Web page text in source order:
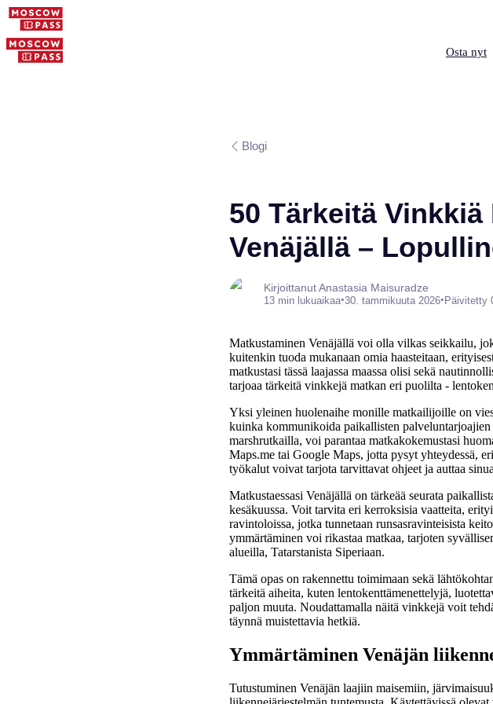
Osta nyt
Blogi
50 Tärkeitä
Venäjällä –
Kirjoittanut Anastasia Maisuradze
13 min lukuaikaa•30. tammikuuta 2026•Päivitetty
Matkustaminen Venäjällä voi olla vilkas seikkailu,
kuitenkin tuoda mukanaan omia haasteitaan,
matkustasi tässä laajassa maassa olisi sekä
tarjoaa tärkeitä vinkkejä matkan eri puolilta -
Yksi yleinen huolenaihe monille matkailijoille on
kuinka kommunikoida paikallisten
marshrutkailla, voi parantaa matkakokemustasi
Maps.me tai Google Maps, jotta pysyt yhteydessä,
työkalut voivat tarjota tarvittavat ohjeet ja auttaa
Matkustaessasi Venäjällä on tärkeää seurata
kesäkuussa. Voit tarvita eri kerroksisia vaatteita,
ravintoloissa, jotka tunnetaan runsasravinteisista
ymmärtäminen voi rikastaa matkaa, tarjoten
alueilla, Tatarstanista Siperiaan.
Tämä opas on rakennettu toimimaan sekä
tärkeitä aiheita, kuten lentokenttämenettelyjä,
paljon muuta. Noudattamalla näitä vinkkejä voit
täynnä muistettavia hetkiä.
Ymmärtäminen Venäjän
Tutustuminen Venäjän laajiin maisemiin,